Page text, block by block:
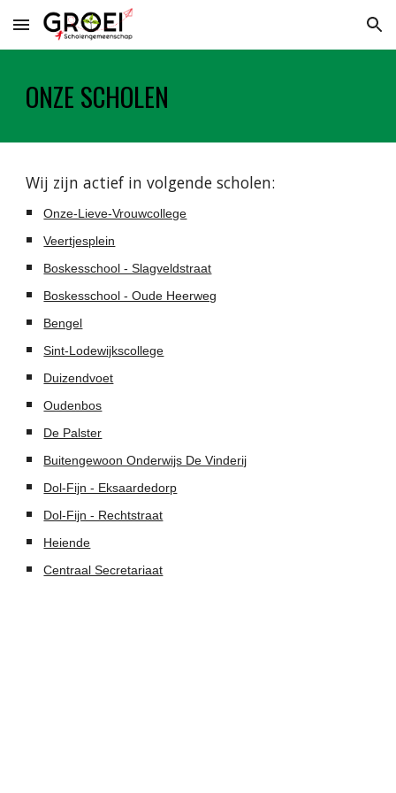
Skip to main content Skip to navigation
ONZE SCHOLEN
Wij zijn actief in volgende scholen:
Onze-Lieve-Vrouwcollege
Veertjesplein
Boskesschool - Slagveldstraat
Boskesschool - Oude Heerweg
Bengel
Sint-Lodewijkscollege
Duizendvoet
Oudenbos
De Palster
Buitengewoon Onderwijs De Vinderij
Dol-Fijn - Eksaardedorp
Dol-Fijn - Rechtstraat
Heiende
Centraal Secretariaat